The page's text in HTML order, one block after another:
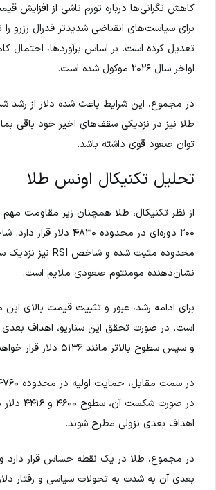
کاهش نگرانی‌ها درباره تورم ناشی از افزایش
برای سیاست‌های انقباضی شدیدتر فدرال رزرو
تعدیل کرده است. بر اساس برآوردها، احتمال
اواخر سال ۲۰۲۶ موکول شده است.
در مجموع، این شرایط باعث شده دلار از رشد
طلا نیز در نزدیکی سقف‌های اخیر خود باقی
توان صعود قوی داشته باشد.
تحلیل تکنیکال اونس طلا
از نظر تکنیکال، طلا همچنان زیر مقاومت
۲۰۰ دوره‌ای در محدوده ۴۸۳۰
نشان‌دهنده مومنتوم صعودی ملایم است.
برای ادامه رشد، عبور و تثبیت قیمت بالای
و سپس سطوح بالاتر مانند ۵۱۳۶ دلار قرار خواهند داشت.
در صورت
اهداف بعدی نزولی مطرح شوند.
در مجموع، طلا در یک نقطه حساس قرار
بعدی آن به شدت به تحولات سیاسی و رفتار